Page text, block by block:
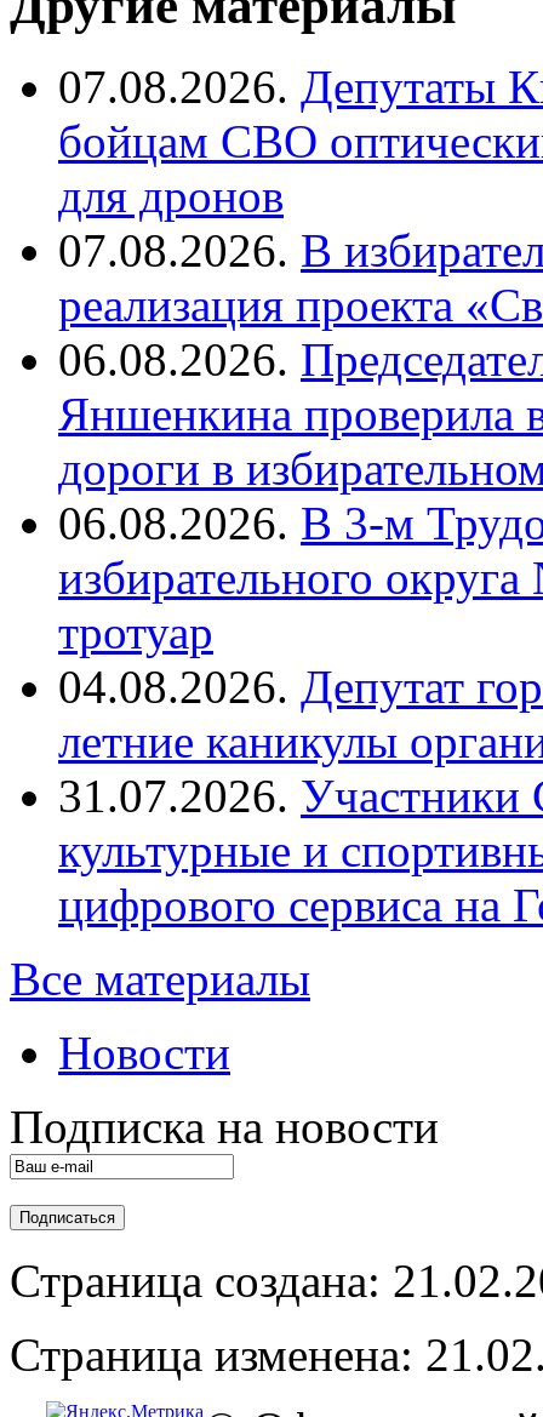
07.08.2026. Депутаты
бойцам СВО
для дронов
07.08.2026. В
реализация проекта
06.08.2026.
Яншенкина проверила
дороги в
06.08.2026. В 3-м
избирательного
тротуар
04.08.2026. Депутат
летние каникулы
31.07.2026.
культурные и
цифрового сервиса на
Все материалы
Новости
Подписка на новости
Страница создана:
Страница изменена: